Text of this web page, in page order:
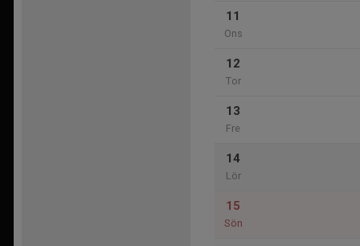
11
Ons
12
Tor
13
Fre
14
Lör
15
Sön